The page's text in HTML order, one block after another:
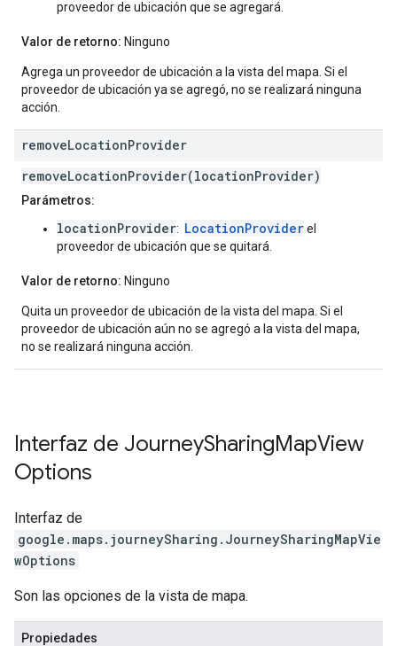
proveedor de ubicación que se agregará.
Valor de retorno: Ninguno
Agrega un proveedor de ubicación a la vista del mapa. Si el
proveedor de ubicación ya se agregó, no se realizará ninguna
acción.
removeLocationProvider
removeLocationProvider(locationProvider)
Parámetros:
locationProvider: LocationProviderel
proveedor de ubicación que se quitará.
Valor de retorno: Ninguno
Quita un proveedor de ubicación de la vista del mapa. Si el
proveedor de ubicación aún no se agregó a la vista del mapa,
no se realizará ninguna acción.
Interfaz de JourneySharingMapView
Options
Interfaz de
google.maps.journeySharing . JourneySharingMapVie
wOptions
Son las opciones de la vista de mapa.
Propiedades